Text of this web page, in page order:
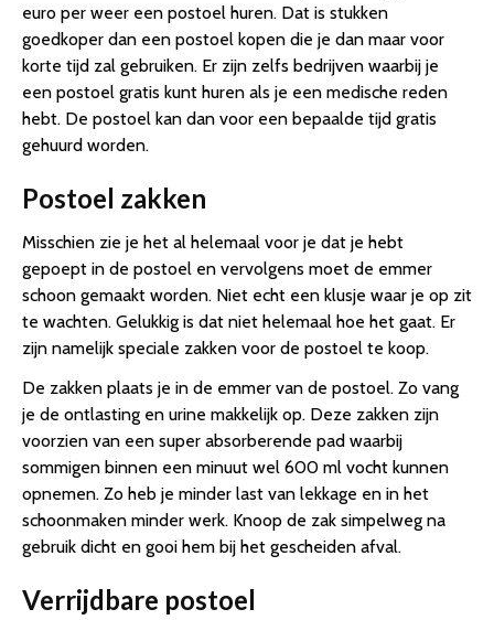
euro per weer een postoel huren. Dat is stukken
goedkoper dan een postoel kopen die je dan maar voor
korte tijd zal gebruiken. Er zijn zelfs bedrijven waarbij je
een postoel gratis kunt huren als je een medische reden
hebt. De postoel kan dan voor een bepaalde tijd gratis
gehuurd worden.
Postoel zakken
Misschien zie je het al helemaal voor je dat je hebt
gepoept in de postoel en vervolgens moet de emmer
schoon gemaakt worden. Niet echt een klusje waar je op zit
te wachten. Gelukkig is dat niet helemaal hoe het gaat. Er
zijn namelijk speciale zakken voor de postoel te koop.
De zakken plaats je in de emmer van de postoel. Zo vang
je de ontlasting en urine makkelijk op. Deze zakken zijn
voorzien van een super absorberende pad waarbij
sommigen binnen een minuut wel 600 ml vocht kunnen
opnemen. Zo heb je minder last van lekkage en in het
schoonmaken minder werk. Knoop de zak simpelweg na
gebruik dicht en gooi hem bij het gescheiden afval.
Verrijdbare postoel